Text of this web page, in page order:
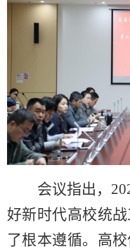
会议指出，
好新时代高校统
了根本遵循。高